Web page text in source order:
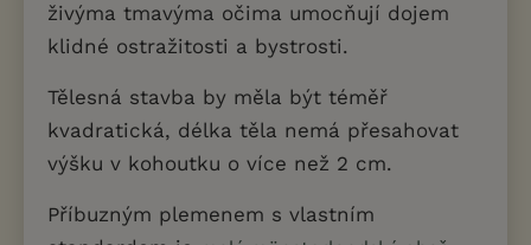
živýma tmavýma očima umocňují dojem
klidné ostražitosti a bystrosti.
Tělesná stavba by měla být téměř
kvadratická, délka těla nemá přesahovat
výšku v kohoutku o více než 2 cm.
Příbuzným plemenem s vlastním